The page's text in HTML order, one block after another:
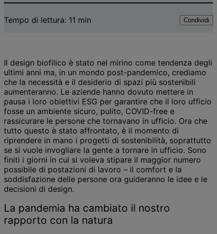
Tempo di lettura: 11 min Condividi
Il design biofilico è stato nel mirino come tendenza degli
ultimi anni ma, in un mondo post-pandemico, crediamo
che la necessità e il desiderio di spazi più sostenibili
aumenteranno. Le aziende hanno dovuto mettere in
pausa i loro obiettivi ESG per garantire che il loro ufficio
fosse un ambiente sicuro, pulito, COVID-free e
rassicurare le persone che tornavano in ufficio. Ora che
tutto questo è stato affrontato, è il momento di
riprendere in mano i progetti di sostenibilità, soprattutto
se si vuole invogliare la gente a tornare in ufficio. Sono
finiti i giorni in cui si voleva stipare il maggior numero
possibile di postazioni di lavoro – il comfort e la
soddisfazione delle persone ora guideranno le idee e le
decisioni di design.
La pandemia ha cambiato il nostro
rapporto con la natura